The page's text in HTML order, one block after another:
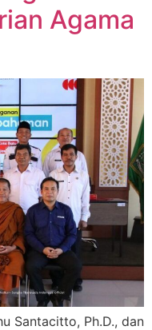
Agama
Santacitto, Ph.D., dan